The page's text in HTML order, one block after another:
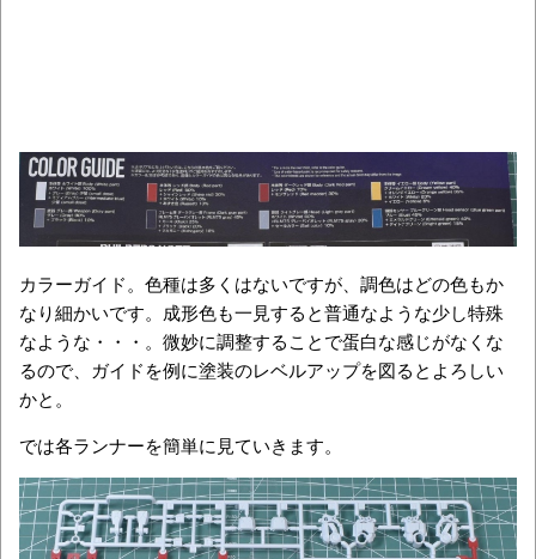
カラーガイド。色種は多くはないですが、調色はどの色もか
なり細かいです。成形色も一見すると普通なような少し特殊
なような・・・。微妙に調整することで蛋白な感じがなくな
るので、ガイドを例に塗装のレベルアップを図るとよろしい
かと。
では各ランナーを簡単に見ていきます。